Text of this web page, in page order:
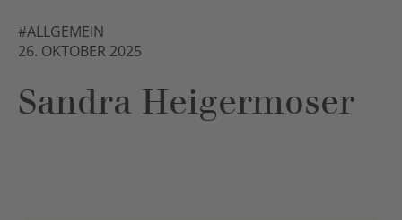
#ALLGEMEIN
26. OKTOBER 2025
Sandra Heigermoser